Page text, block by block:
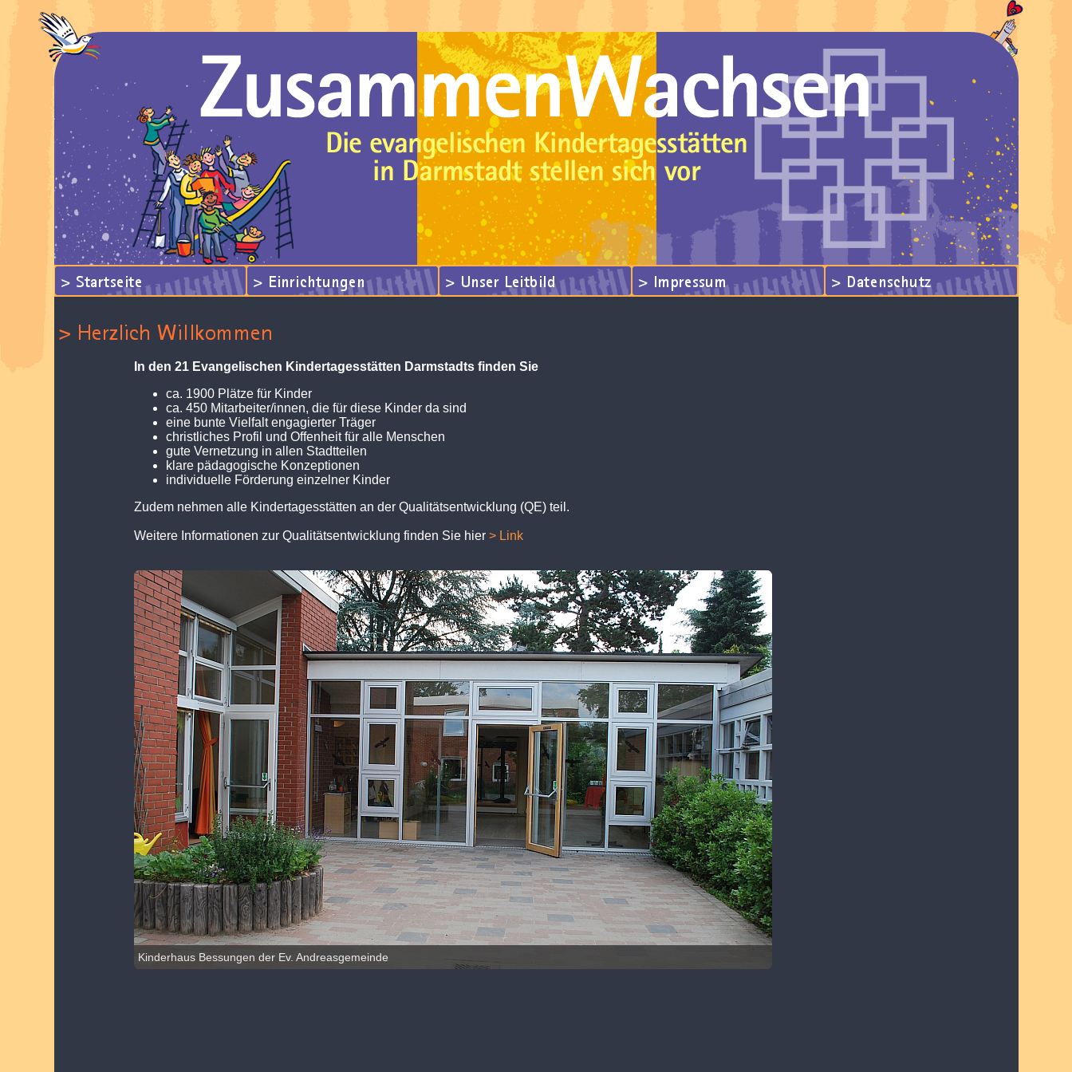
In den 21 Evangelischen Kindertagesstätten Darmstadts finden Sie
ca. 1900 Plätze für Kinder
ca. 450 Mitarbeiter/innen, die für diese Kinder da sind
eine bunte Vielfalt engagierter Träger
christliches Profil und Offenheit für alle Menschen
gute Vernetzung in allen Stadtteilen
klare pädagogische Konzeptionen
individuelle Förderung einzelner Kinder
Zudem nehmen alle Kindertagesstätten an der Qualitätsentwicklung (QE) teil.
Weitere Informationen zur Qualitätsentwicklung finden Sie hier > Link
Kinderhaus Bessungen der Ev. Andreasgemeinde